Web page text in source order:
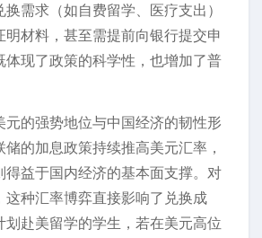
需求（如自费留学、医疗支出）
明材料，甚至需提前向银行提交申
体现了政策的科学性，也增加了普
元的强势地位与中国经济的韧性形
的加息政策持续推高美元汇率，
得益于国内经济的基本面支撑。对
这种汇率博弈直接影响了兑换成
划赴美留学的学生，若在美元高位